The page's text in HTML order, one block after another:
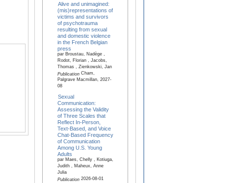
Alive and unimagined:
(mis)representations of
victims and survivors
of psychotrauma
resulting from sexual
and domestic violence
in the French Belgian
press
par Broustau, Nadège ,
Rodot, Florian , Jacobs,
Thomas , Zienkowski, Jan
PublicationCham,
Palgrave Macmillan, 2027-
08
Sexual
Communication:
Assessing the Validity
of Three Scales that
Reflect In-Person,
Text-Based, and Voice
Chat-Based Frequency
of Communication
Among U.S. Young
Adults
par Maes, Chelly , Kotiuga,
Judith , Maheux, Anne
Julia
Publication2026-08-01